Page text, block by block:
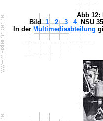
Abb 12:
Bild1 2 3 4
NSU
In der Multimediaabteilung